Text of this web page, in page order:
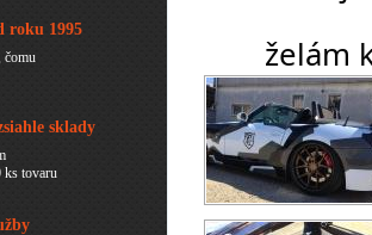
želám
roku 1995
čomu
sklady
ks tovaru